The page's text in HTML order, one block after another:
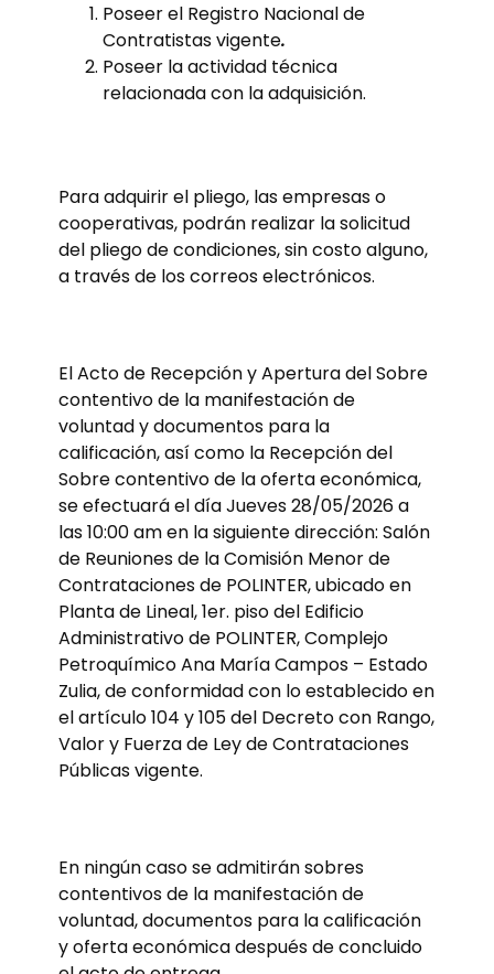
Poseer el Registro Nacional de
Contratistas vigente.
Poseer la actividad técnica
relacionada con la adquisición.
Para adquirir el pliego, las empresas o
cooperativas, podrán realizar la solicitud
del pliego de condiciones, sin costo alguno,
a través de los correos electrónicos.
El Acto de Recepción y Apertura del Sobre
contentivo de la manifestación de
voluntad y documentos para la
calificación, así como la Recepción del
Sobre contentivo de la oferta económica,
se efectuará el día Jueves 28/05/2026 a
las 10:00 am en la siguiente dirección: Salón
de Reuniones de la Comisión Menor de
Contrataciones de POLINTER, ubicado en
Planta de Lineal, 1er. piso del Edificio
Administrativo de POLINTER, Complejo
Petroquímico Ana María Campos – Estado
Zulia, de conformidad con lo establecido en
el artículo 104 y 105 del Decreto con Rango,
Valor y Fuerza de Ley de Contrataciones
Públicas vigente.
En ningún caso se admitirán sobres
contentivos de la manifestación de
voluntad, documentos para la calificación
y oferta económica después de concluido